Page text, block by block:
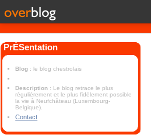
PrÉSentation
Blog : le blog chestrolais
Description : Le blog retrace le plus
régulièrement et le plus fidèlement possible
la vie à Neufchâteau (Luxembourg-
Belgique).
Contact